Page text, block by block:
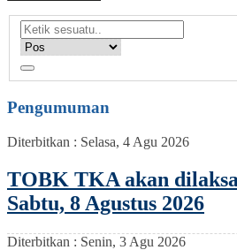
Pengumuman
Diterbitkan : Selasa, 4 Agu 2026
TOBK TKA akan
Sabtu, 8 Agustus 2026
Diterbitkan : Senin, 3 Agu 2026